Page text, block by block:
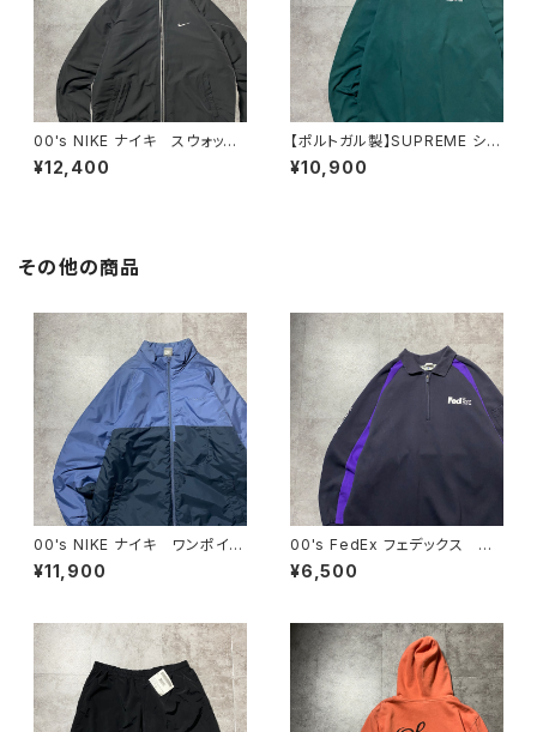
00's NIKE ナイキ スウォッシ
ュ 刺繍ワンポイント フード
刺繍 ドローコード ブラッ
イロンジャケット
¥12,400
【ポルトガル製】SUPREME シュ
プリーム 刺繍ワンポイント
グリーン Tシャツ ロンT
¥10,900
その他の商品
00's NIKE ナイキ ワンポイン
ト ラベルロゴ バイカラー
中綿 ナイロンジャケット
¥11,900
00's FedEx フェデックス ハ
ーフジップ ワンポイント プリ
ント スウェット トレーナー
¥6,500